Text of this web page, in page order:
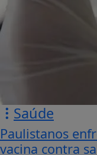
Saúde
Paulistanos
vacina contra